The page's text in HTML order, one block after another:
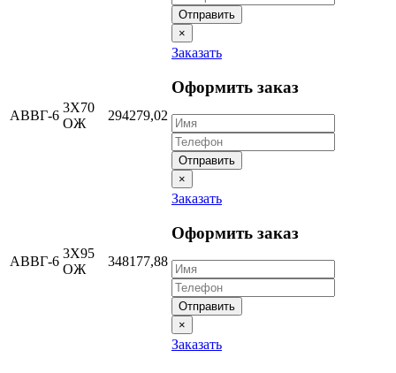
Отправить
×
АВВГ-6
3Х70
ОЖ
294279,02
Заказать
Оформить заказ
Отправить
×
АВВГ-6
3Х95
ОЖ
348177,88
Заказать
Оформить заказ
Отправить
×
Заказать